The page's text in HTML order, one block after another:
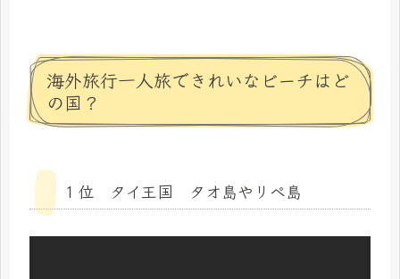
海外旅行一人旅できれいなビーチはど
の国？
１位 タイ王国 タオ島やリぺ島